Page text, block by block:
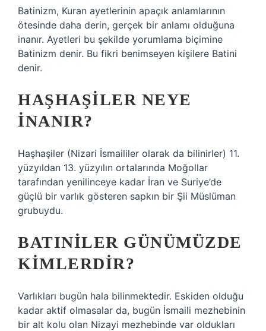
Batinizm, Kuran ayetlerinin apaçık anlamlarının
ötesinde daha derin, gerçek bir anlamı olduğuna
inanır. Ayetleri bu şekilde yorumlama biçimine
Batinizm denir. Bu fikri benimseyen kişilere Batini
denir.
HAŞHAŞILER NEYE
INANIR?
Haşhaşiler (Nizari İsmaililer olarak da bilinirler) 11.
yüzyıldan 13. yüzyılın ortalarında Moğollar
tarafından yenilinceye kadar İran ve Suriye’de
güçlü bir varlık gösteren sapkın bir Şii Müslüman
grubuydu.
BATINILER GÜNÜMÜZDE
KIMLERDIR?
Varlıkları bugün hala bilinmektedir. Eskiden olduğu
kadar aktif olmasalar da, bugün İsmaili mezhebinin
bir alt kolu olan Nizayi mezhebinde var oldukları